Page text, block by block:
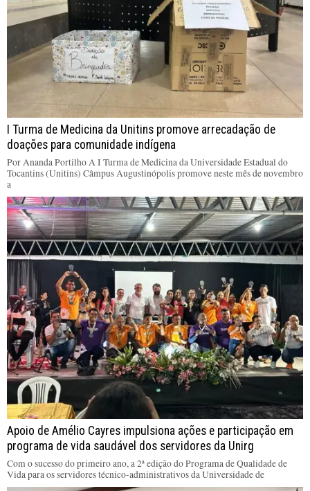
I Turma de Medicina da Unitins promove arrecadação de
doações para comunidade indígena
Por Ananda Portilho A I Turma de Medicina da Universidade Estadual do
Tocantins (Unitins) Câmpus Augustinópolis promove neste mês de novembro
a
Apoio de Amélio Cayres impulsiona ações e participação em
programa de vida saudável dos servidores da Unirg
Com o sucesso do primeiro ano, a 2ª edição do Programa de Qualidade de
Vida para os servidores técnico-administrativos da Universidade de